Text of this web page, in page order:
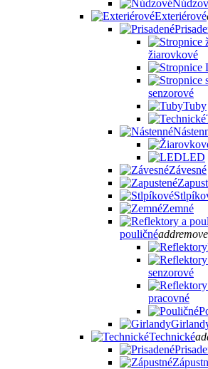
Exteriérové
žiarovkové
senzorové
Tuby
LED
Závesné
Zemné
pouličnéaddremove
senzorové
pracovné
Technické